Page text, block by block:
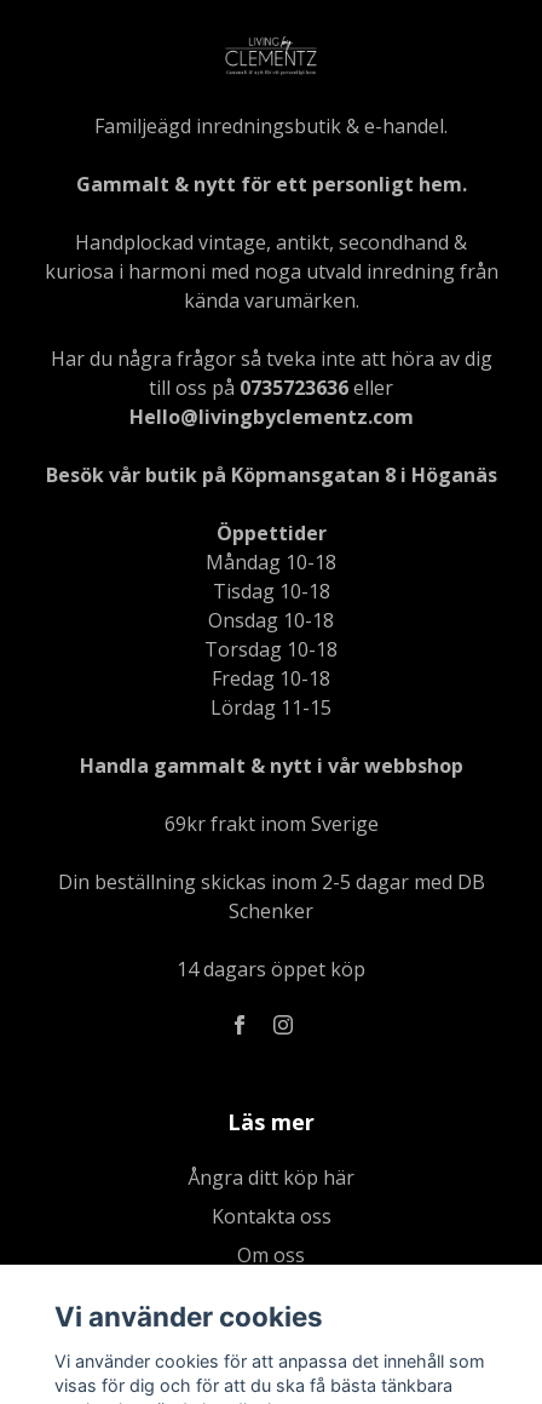
Familjeägd inredningsbutik & e-handel.
Gammalt & nytt för ett personligt hem.
Handplockad vintage, antikt, secondhand &
kuriosa i harmoni med noga utvald inredning från
kända varumärken.
Har du några frågor så tveka inte att höra av dig
till oss på 0735723636eller
Hello@livingbyclementz.com
Besök vår butik på Köpmansgatan 8 i Höganäs
Öppettider
Måndag 10-18
Tisdag 10-18
Onsdag 10-18
Torsdag 10-18
Fredag 10-18
Lördag 11-15
Handla gammalt & nytt i vår webbshop
69kr frakt inom Sverige
Din beställning skickas inom 2-5 dagar med DB
Schenker
14 dagars öppet köp
Läs mer
Ångra ditt köp här
Kontakta oss
Om oss
Kundklubb
Presentkort
Vi använder cookies
Vi använder cookies för att anpassa det innehåll som
visas för dig och för att du ska få bästa tänkbara